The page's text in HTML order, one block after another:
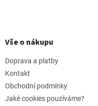
pVše o nákupu
Doprava a platby
Kontakt
Obchodní podmínky
Jaké cookies pouzíváme?